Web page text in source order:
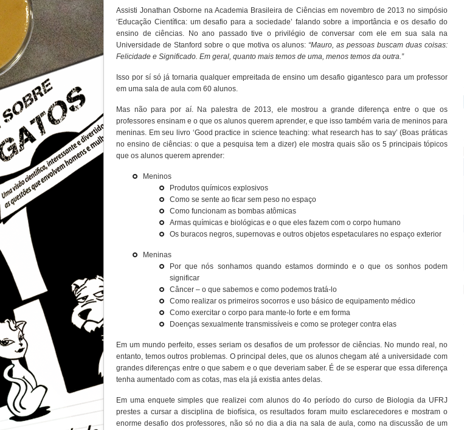
Assisti Jonathan Osborne na Academia Brasileira de Ciências em novembro de 2013 no simpósio
‘Educação Científica: um desafio para a sociedade’ falando sobre a importância e os desafio do
ensino de ciências. No ano passado tive o privilégio de conversar com ele em sua sala na
Universidade de Stanford sobre o que motiva os alunos: “Mauro, as pessoas buscam duas coisas:
Felicidade e Significado. Em geral, quanto mais temos de uma, menos temos da outra.”
Isso por sí só já tornaria qualquer empreitada de ensino um desafio gigantesco para um professor
em uma sala de aula com 60 alunos.
Mas não para por aí. Na palestra de 2013, ele mostrou a grande diferença entre o que os
professores ensinam e o que os alunos querem aprender, e que isso também varia de meninos para
meninas. Em seu livro ‘Good practice in science teaching: what research has to say’ (Boas práticas
no ensino de ciências: o que a pesquisa tem a dizer) ele mostra quais são os 5 principais tópicos
que os alunos querem aprender:
Meninos
Produtos químicos explosivos
Como se sente ao ficar sem peso no espaço
Como funcionam as bombas atômicas
Armas químicas e biológicas e o que eles fazem com o corpo humano
Os buracos negros, supernovas e outros objetos espetaculares no espaço exterior
Meninas
Por que nós sonhamos quando estamos dormindo e o que os sonhos podem
significar
Câncer – o que sabemos e como podemos tratá-lo
Como realizar os primeiros socorros e uso básico de equipamento médico
Como exercitar o corpo para mante-lo forte e em forma
Doenças sexualmente transmissíveis e como se proteger contra elas
Em um mundo perfeito, esses seriam os desafios de um professor de ciências. No mundo real, no
entanto, temos outros problemas. O principal deles, que os alunos chegam até a universidade com
grandes diferenças entre o que sabem e o que deveriam saber. É de se esperar que essa diferença
tenha aumentado com as cotas, mas ela já existia antes delas.
Em uma enquete simples que realizei com alunos do 4o período do curso de Biologia da UFRJ
prestes a cursar a disciplina de biofísica, os resultados foram muito esclarecedores e mostram o
enorme desafio dos professores, não só no dia a dia na sala de aula, como na discussão de um